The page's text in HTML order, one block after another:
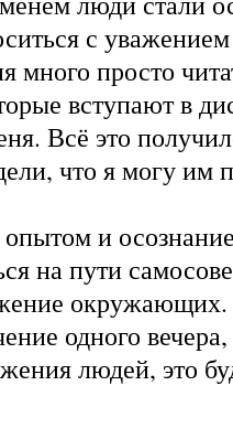
с
много просто
вступают в
Всё это
что я могу им
и
на пути
окружающих.
одного
людей, это